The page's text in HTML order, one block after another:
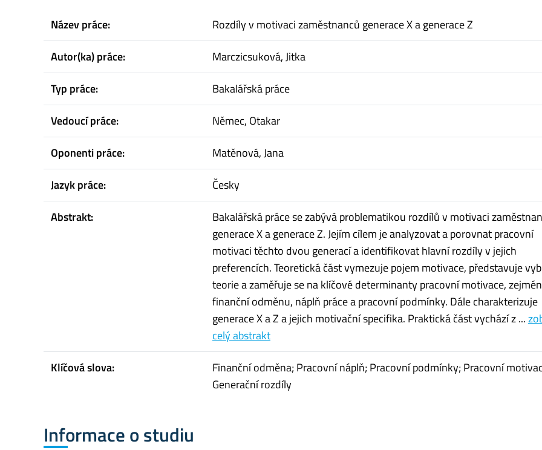
Název práce:
Rozdíly v motivaci zaměstnanců generace X a generace Z
Autor(ka) práce:
Marczicsuková, Jitka
Typ práce:
Bakalářská práce
Vedoucí práce:
Němec, Otakar
Oponenti práce:
Matěnová, Jana
Jazyk práce:
Česky
Abstrakt:
Bakalářská práce se zabývá problematikou rozdílů v motivaci
generace X a generace Z. Jejím cílem je analyzovat a porovnat pracovní
motivaci těchto dvou generací a identifikovat hlavní rozdíly v jejich
preferencích. Teoretická část vymezuje pojem motivace, představuje
teorie a zaměřuje se na klíčové determinanty pracovní motivace,
finanční odměnu, náplň práce a pracovní podmínky. Dále charakterizuje
generace X a Z a jejich motivační specifika. Praktická část vychází z ...
celý abstrakt
Klíčová slova:
Finanční odměna; Pracovní náplň; Pracovní podmínky; Pracovní
Generační rozdíly
Informace o studiu